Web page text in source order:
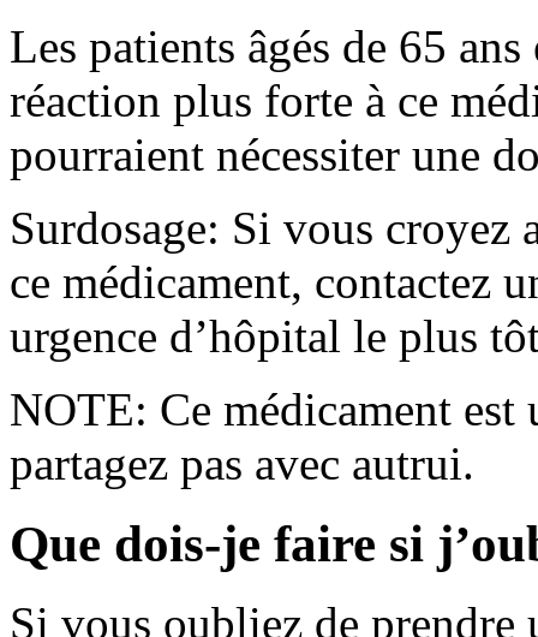
Les patients âgés de 65
réaction plus forte à ce
pourraient nécessiter une
Surdosage: Si vous croyez
ce médicament, contactez
urgence d’hôpital le plus
NOTE: Ce médicament
partagez pas avec autrui.
Que dois-je faire si
Si vous oubliez de prendre